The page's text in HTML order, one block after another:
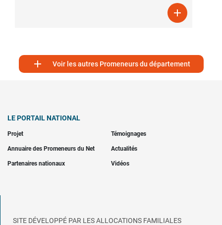

 Voir les autres Promeneurs du département
LE PORTAIL NATIONAL
Projet Témoignages
Annuaire des Promeneurs du Net Actualités
Partenaires nationaux Vidéos
SITE DÉVELOPPÉ PAR LES ALLOCATIONS FAMILIALES